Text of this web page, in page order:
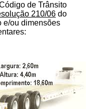
de Trânsito
210/06 do
e/ou dimensões